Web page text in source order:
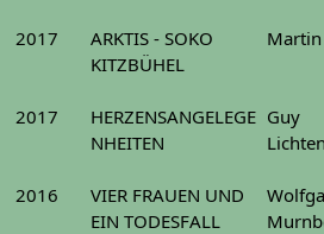
2017
ARKTIS - SOKO
KITZBÜHEL
2017
HERZENSANGELEGE
NHEITEN
Guy
2016
VIER FRAUEN UND
EIN TODESFALL